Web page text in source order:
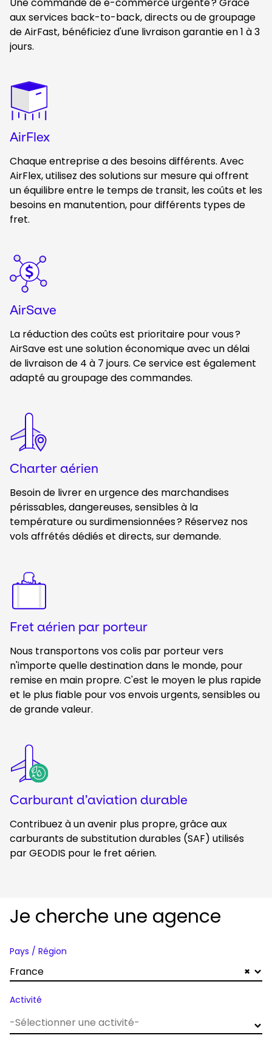
aux services back-to-back, directs ou de groupage
de AirFast, bénéficiez d'une livraison garantie en 1 à 3
jours.
Keepeek
AirFlex
Chaque entreprise a des besoins différents. Avec
AirFlex, utilisez des solutions sur mesure qui offrent
un équilibre entre le temps de transit, les coûts et les
besoins en manutention, pour différents types de
fret.
Keepeek
AirSave
La réduction des coûts est prioritaire pour vous ?
AirSave est une solution économique avec un délai
de livraison de 4 à 7 jours. Ce service est également
adapté au groupage des commandes.
Keepeek
Charter aérien
Besoin de livrer en urgence des marchandises
périssables, dangereuses, sensibles à la
température ou surdimensionnées ? Réservez nos
vols affrétés dédiés et directs, sur demande.
Keepeek
Fret aérien par porteur
Nous transportons vos colis par porteur vers
n'importe quelle destination dans le monde, pour
remise en main propre. C'est le moyen le plus rapide
et le plus fiable pour vos envois urgents, sensibles ou
de grande valeur.
Keepeek
Carburant d’aviation durable
Contribuez à un avenir plus propre, grâce aux
carburants de substitution durables (SAF) utilisés
par GEODIS pour le fret aérien.
Je cherche une agence
Pays / Région
×
France
Activité